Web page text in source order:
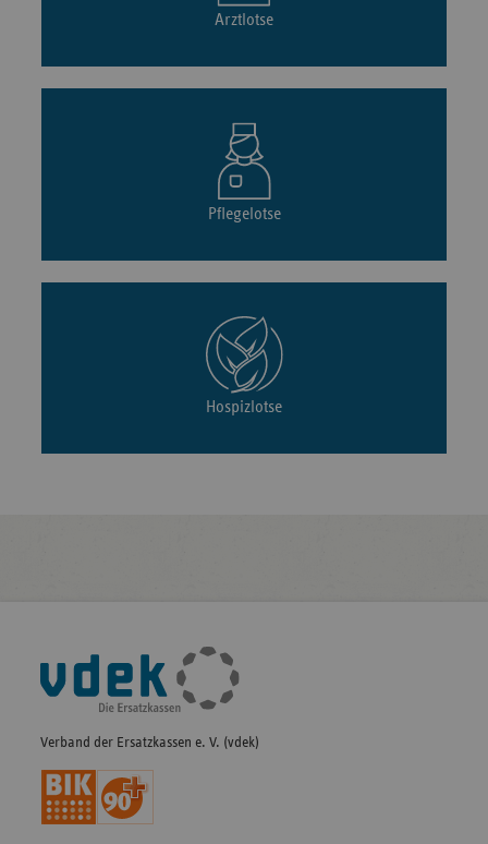
Arztlotse
Pflegelotse
Hospizlotse
Fußleisten-
Navigation
Verband der Ersatzkassen e. V. (vdek)